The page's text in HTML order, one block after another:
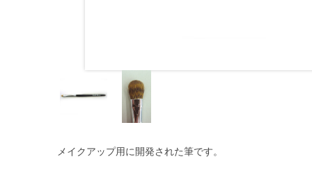
メイクアップ用に開発された筆です。